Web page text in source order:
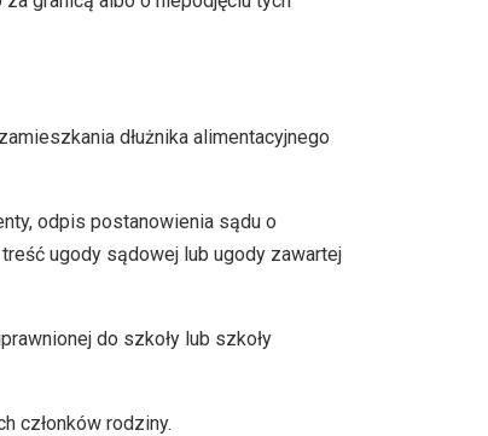
dłużnika alimentacyjnego
odpis postanowienia sądu o
ugody sądowej lub ugody zawartej
do szkoły lub szkoły
członków rodziny.